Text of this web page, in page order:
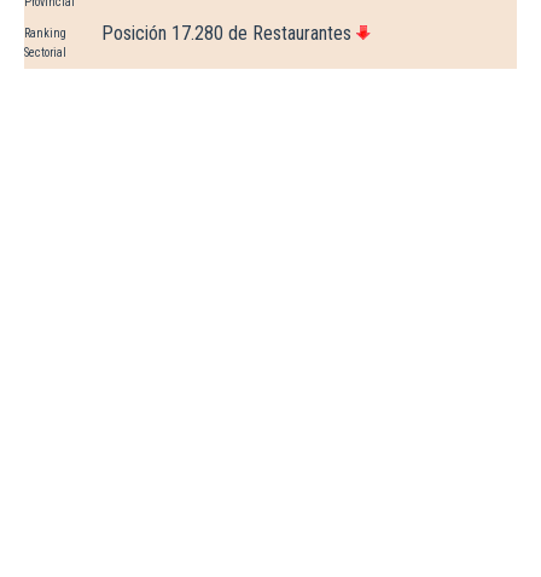
Ranking
Sectorial
Posición 17.280 de Restaurantes